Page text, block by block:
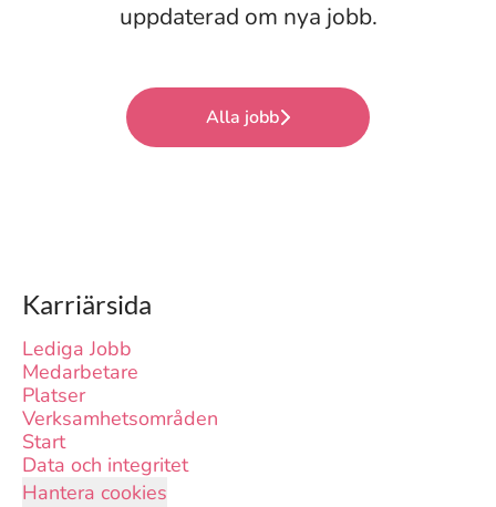
uppdaterad om nya jobb.
Alla jobb
Karriärsida
Lediga Jobb
Medarbetare
Platser
Verksamhetsområden
Start
Data och integritet
Hantera cookies